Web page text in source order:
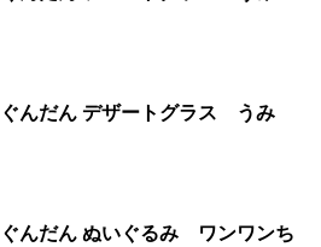
ノラネコぐんだん デザートグラス うみ
ぐんだん ぬいぐるみ ワンワンち